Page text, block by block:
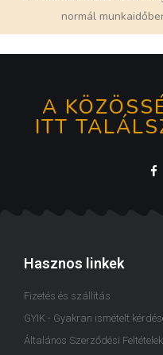
normál
A
ITT
Hasznos linkek
Fizetés és szállítás
GYIK - Gyakran ismételt
Általános Szerződési Feltételek